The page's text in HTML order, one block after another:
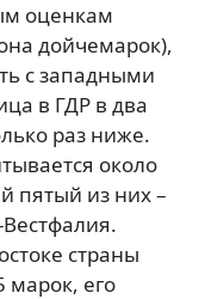
оценкам
дойчемарок),
с западными
в ГДР в два
раз ниже.
около
пятый из них –
страны
марок, его